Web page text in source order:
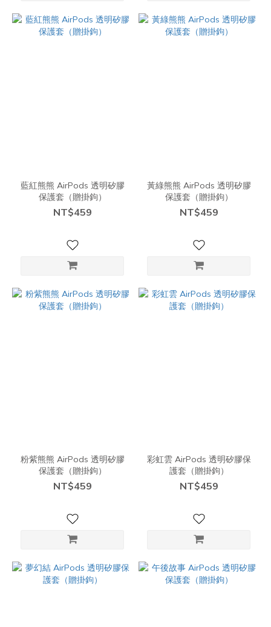
藍紅熊熊 AirPods 透明矽膠
保護套（贈掛鉤）
NT$459
黃綠熊熊 AirPods 透明矽膠
保護套（贈掛鉤）
NT$459
粉紫熊熊 AirPods 透明矽膠
保護套（贈掛鉤）
NT$459
彩虹雲 AirPods 透明矽膠保
護套（贈掛鉤）
NT$459